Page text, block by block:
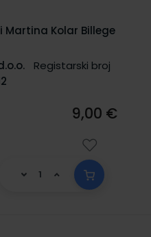
Martina Kolar Billege
Registarski broj
9,00 €